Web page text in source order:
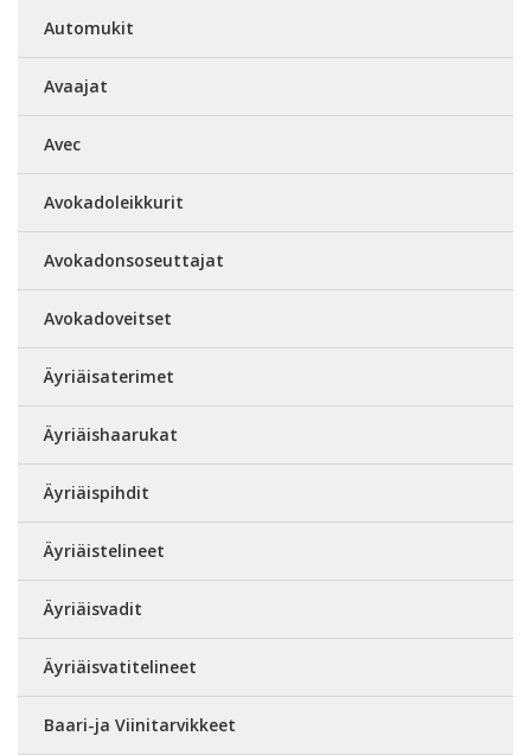
Automukit
Avaajat
Avec
Avokadoleikkurit
Avokadonsoseuttajat
Avokadoveitset
Äyriäisaterimet
Äyriäishaarukat
Äyriäispihdit
Äyriäistelineet
Äyriäisvadit
Äyriäisvatitelineet
Baari-ja Viinitarvikkeet